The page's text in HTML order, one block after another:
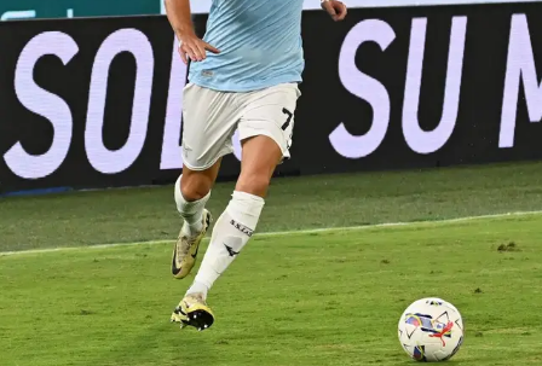
Europa League
Altri Sport
Formula 1
Tennis
Vela
SHOP LAZIO
Contatti